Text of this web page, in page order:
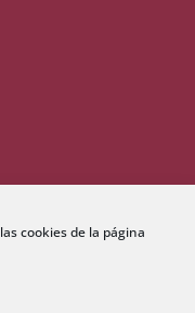
cookies de la página